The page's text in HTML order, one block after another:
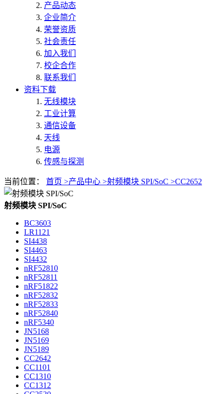
产品动态
企业简介
荣誉资质
社会责任
加入我们
校企合作
联系我们
资料下载
无线模块
工业计算
通信设备
天线
电源
传感与探测
当前位置： 首页 >产品中心 >射频模块 SPI/SoC >CC2652
射频模块 SPI/SoC
BC3603
LR1121
SI4438
SI4463
SI4432
nRF52810
nRF52811
nRF51822
nRF52832
nRF52833
nRF52840
nRF5340
JN5168
JN5169
JN5189
CC2642
CC1101
CC1310
CC1312